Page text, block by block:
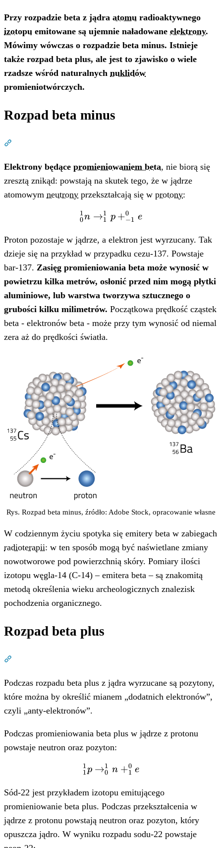
Przy rozpadzie beta z jądra atomu radioaktywnego
izotopu emitowane są ujemnie naładowane elektrony.
Mówimy wówczas o rozpadzie beta minus. Istnieje
także rozpad beta plus, ale jest to zjawisko o wiele
rzadsze wśród naturalnych nuklidów
promieniotwórczych.
Rozpad beta minus
Elektrony będące promieniowaniem beta, nie biorą się
zresztą znikąd: powstają na skutek tego, że w jądrze
atomowym neutrony przekształcają się w protony:
^{1}_{0}n
^{1}_{1}p
+
_{-1}^{0}e
0
1n →1
1 p +−1
0 e
Proton pozostaje w jądrze, a elektron jest wyrzucany. Tak
dzieje się na przykład w przypadku cezu-137. Powstaje
bar-137. Zasięg promieniowania beta może wynosić w
powietrzu kilka metrów, osłonić przed nim mogą płytki
aluminiowe, lub warstwa tworzywa sztucznego o
grubości kilku milimetrów. Początkowa prędkość cząstek
beta - elektronów beta - może przy tym wynosić od niemal
zera aż do prędkości światła.
Rys. Rozpad beta minus, źródło: Adobe Stock, opracowanie własne
W codziennym życiu spotyka się emitery beta w zabiegach
radioterapii: w ten sposób mogą być naświetlane zmiany
nowotworowe pod powierzchnią skóry. Pomiary ilości
izotopu węgla-14 (C-14) – emitera beta – są znakomitą
metodą określenia wieku archeologicznych znalezisk
pochodzenia organicznego.
Rozpad beta plus
Podczas rozpadu beta plus z jądra wyrzucane są pozytony,
które można by określić mianem „dodatnich elektronów”,
czyli „anty-elektronów”.
Podczas promieniowania beta plus w jądrze z protonu
powstaje neutron oraz pozyton:
^{1}_{1}p
^{1}_{0}n
+
^{0}_{1}e
1
1p →0
1 n +1
0 e
Sód-22 jest przykładem izotopu emitującego
promieniowanie beta plus. Podczas przekształcenia w
jądrze z protonu powstają neutron oraz pozyton, który
opuszcza jądro. W wyniku rozpadu sodu-22 powstaje